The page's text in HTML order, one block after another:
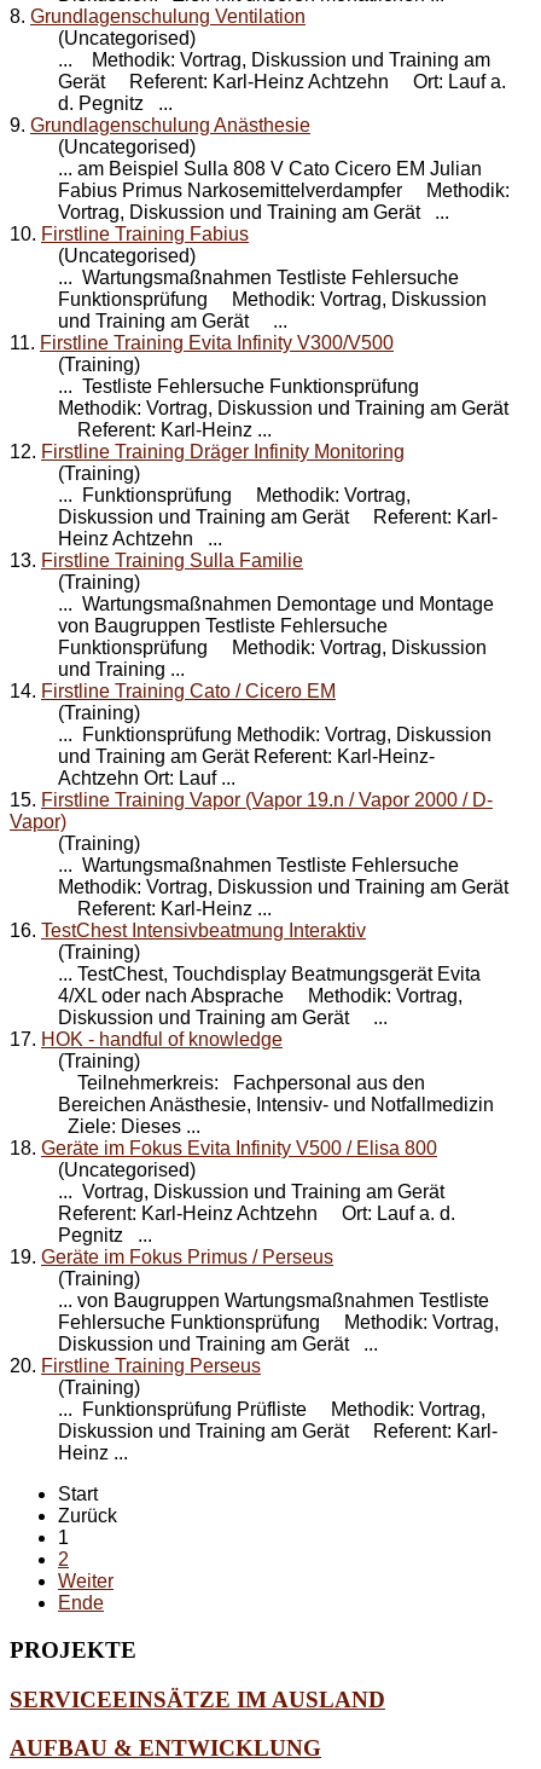
8. Grundlagenschulung Ventilation
(Uncategorised)
... Methodik: Vortrag, Diskussion und Training am
Gerät Referent: Karl-Heinz Achtzehn Ort: Lauf a.
d. Pegnitz ...
9. Grundlagenschulung Anästhesie
(Uncategorised)
... am Beispiel Sulla 808 V Cato Cicero EM Julian
Fabius Primus Narkosemittelverdampfer Methodik:
Vortrag, Diskussion und Training am Gerät ...
10. Firstline Training Fabius
(Uncategorised)
... Wartungsmaßnahmen Testliste Fehlersuche
Funktionsprüfung Methodik: Vortrag, Diskussion
und Training am Gerät ...
11. Firstline Training Evita Infinity V300/V500
(Training)
... Testliste Fehlersuche Funktionsprüfung
Methodik: Vortrag, Diskussion und Training am Gerät
Referent: Karl-Heinz ...
12. Firstline Training Dräger Infinity Monitoring
(Training)
... Funktionsprüfung Methodik: Vortrag,
Diskussion und Training am Gerät Referent: Karl-
Heinz Achtzehn ...
13. Firstline Training Sulla Familie
(Training)
... Wartungsmaßnahmen Demontage und Montage
von Baugruppen Testliste Fehlersuche
Funktionsprüfung Methodik: Vortrag, Diskussion
und Training ...
14. Firstline Training Cato / Cicero EM
(Training)
... Funktionsprüfung Methodik: Vortrag, Diskussion
und Training am Gerät Referent: Karl-Heinz-
Achtzehn Ort: Lauf ...
15. Firstline Training Vapor (Vapor 19.n / Vapor 2000 / D-
Vapor)
(Training)
... Wartungsmaßnahmen Testliste Fehlersuche
Methodik: Vortrag, Diskussion und Training am Gerät
Referent: Karl-Heinz ...
16. TestChest Intensivbeatmung Interaktiv
(Training)
... TestChest, Touchdisplay Beatmungsgerät Evita
4/XL oder nach Absprache Methodik: Vortrag,
Diskussion und Training am Gerät ...
17. HOK - handful of knowledge
(Training)
Teilnehmerkreis: Fachpersonal aus den
Bereichen Anästhesie, Intensiv- und Notfallmedizin
Ziele: Dieses ...
18. Geräte im Fokus Evita Infinity V500 / Elisa 800
(Uncategorised)
... Vortrag, Diskussion und Training am Gerät
Referent: Karl-Heinz Achtzehn Ort: Lauf a. d.
Pegnitz ...
19. Geräte im Fokus Primus / Perseus
(Training)
... von Baugruppen Wartungsmaßnahmen Testliste
Fehlersuche Funktionsprüfung Methodik: Vortrag,
Diskussion und Training am Gerät ...
20. Firstline Training Perseus
(Training)
... Funktionsprüfung Prüfliste Methodik: Vortrag,
Diskussion und Training am Gerät Referent: Karl-
Heinz ...
Start
Zurück
1
2
Weiter
Ende
PROJEKTE
SERVICEEINSÄTZE IM AUSLAND
AUFBAU & ENTWICKLUNG